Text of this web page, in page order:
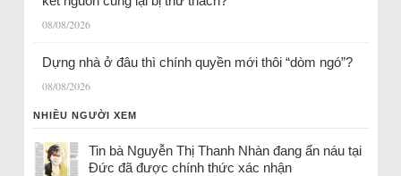
08/08/2026
Dựng nhà ở đâu thì chính quyền mới thôi “dòm ngó”?
08/08/2026
NHIỀU NGƯỜI XEM
Tin bà Nguyễn Thị Thanh Nhàn đang ẩn náu tại
Đức đã được chính thức xác nhận